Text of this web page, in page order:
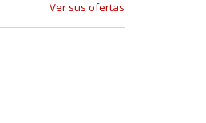
Ver sus ofertas